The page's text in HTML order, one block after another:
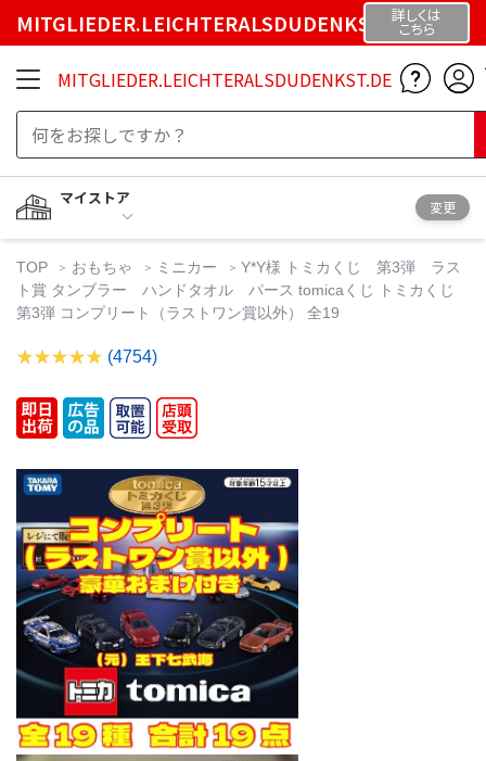
MITGLIEDER.LEICHTERALSDUDENKST.DE詳しくは
こちら
MITGLIEDER.LEICHTERALSDUDENKST.DE
マイストア
変更
TOP おもちゃ ミニカー
Y*Y様 トミカくじ 第3弾 ラス
ト賞 タンブラー ハンドタオル パース tomicaくじ トミカくじ
第3弾 コンプリート（ラストワン賞以外） 全19
(4754)